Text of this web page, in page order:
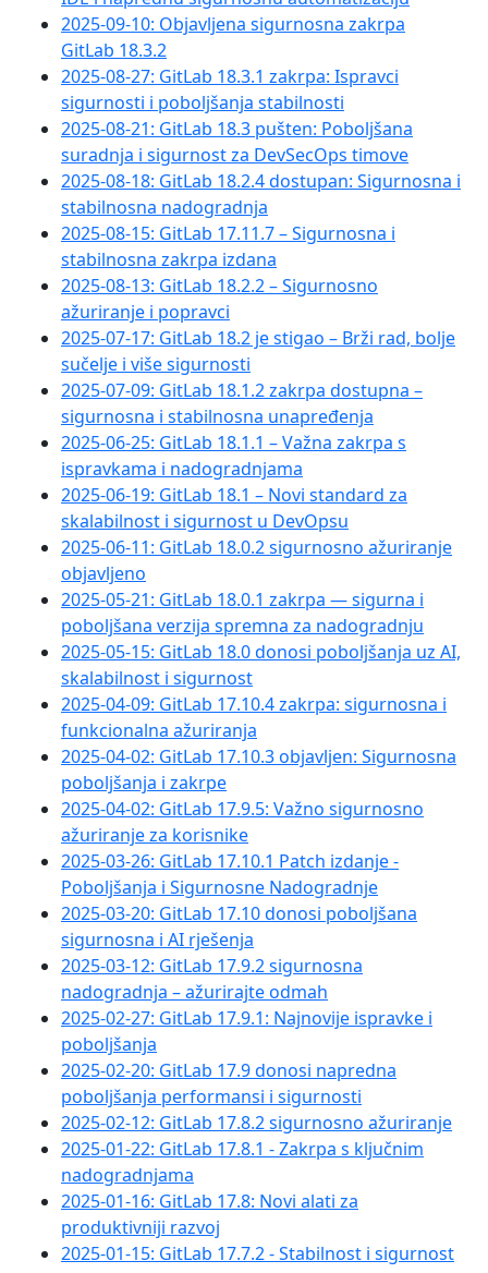
2025-09-10: Objavljena sigurnosna zakrpa
GitLab 18.3.2
2025-08-27: GitLab 18.3.1 zakrpa: Ispravci
sigurnosti i poboljšanja stabilnosti
2025-08-21: GitLab 18.3 pušten: Poboljšana
suradnja i sigurnost za DevSecOps timove
2025-08-18: GitLab 18.2.4 dostupan: Sigurnosna i
stabilnosna nadogradnja
2025-08-15: GitLab 17.11.7 – Sigurnosna i
stabilnosna zakrpa izdana
2025-08-13: GitLab 18.2.2 – Sigurnosno
ažuriranje i popravci
2025-07-17: GitLab 18.2 je stigao – Brži rad, bolje
sučelje i više sigurnosti
2025-07-09: GitLab 18.1.2 zakrpa dostupna –
sigurnosna i stabilnosna unapređenja
2025-06-25: GitLab 18.1.1 – Važna zakrpa s
ispravkama i nadogradnjama
2025-06-19: GitLab 18.1 – Novi standard za
skalabilnost i sigurnost u DevOpsu
2025-06-11: GitLab 18.0.2 sigurnosno ažuriranje
objavljeno
2025-05-21: GitLab 18.0.1 zakrpa — sigurna i
poboljšana verzija spremna za nadogradnju
2025-05-15: GitLab 18.0 donosi poboljšanja uz AI,
skalabilnost i sigurnost
2025-04-09: GitLab 17.10.4 zakrpa: sigurnosna i
funkcionalna ažuriranja
2025-04-02: GitLab 17.10.3 objavljen: Sigurnosna
poboljšanja i zakrpe
2025-04-02: GitLab 17.9.5: Važno sigurnosno
ažuriranje za korisnike
2025-03-26: GitLab 17.10.1 Patch izdanje -
Poboljšanja i Sigurnosne Nadogradnje
2025-03-20: GitLab 17.10 donosi poboljšana
sigurnosna i AI rješenja
2025-03-12: GitLab 17.9.2 sigurnosna
nadogradnja – ažurirajte odmah
2025-02-27: GitLab 17.9.1: Najnovije ispravke i
poboljšanja
2025-02-20: GitLab 17.9 donosi napredna
poboljšanja performansi i sigurnosti
2025-02-12: GitLab 17.8.2 sigurnosno ažuriranje
2025-01-22: GitLab 17.8.1 - Zakrpa s ključnim
nadogradnjama
2025-01-16: GitLab 17.8: Novi alati za
produktivniji razvoj
2025-01-15: GitLab 17.7.2 - Stabilnost i sigurnost